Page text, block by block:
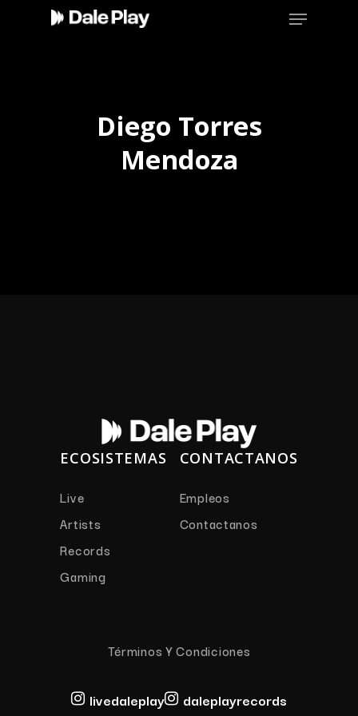
Menu
Diego Torres
Mendoza
ECOSISTEMAS
Live
Artists
Records
Gaming
CONTACTANOS
Empleos
Contactanos
Términos Y Condiciones
livedaleplay daleplayrecords